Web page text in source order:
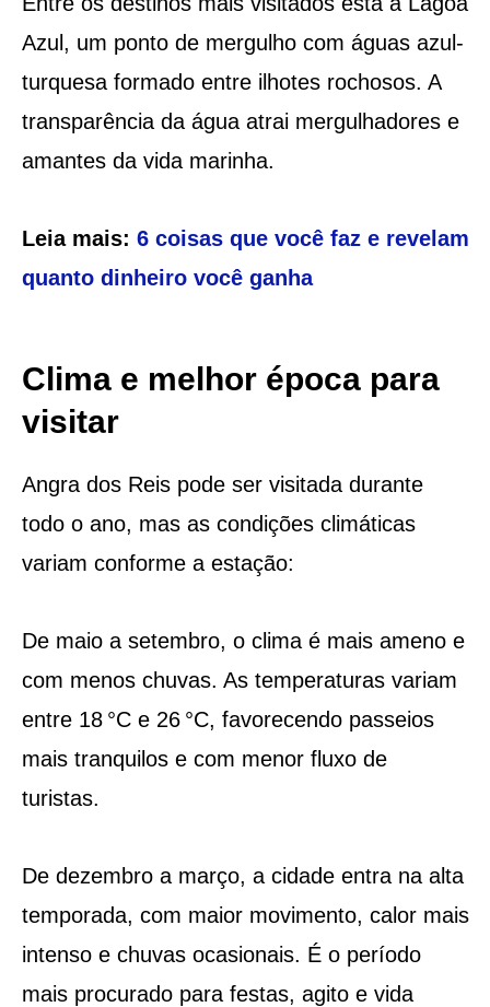
Azul, um ponto de mergulho com águas azul-
turquesa formado entre ilhotes rochosos. A
transparência da água atrai mergulhadores e
amantes da vida marinha.
Leia mais: 6 coisas que você faz e revelam
quanto dinheiro você ganha
Clima e melhor época para
visitar
Angra dos Reis pode ser visitada durante
todo o ano, mas as condições climáticas
variam conforme a estação:
De maio a setembro, o clima é mais ameno e
com menos chuvas. As temperaturas variam
entre 18 °C e 26 °C, favorecendo passeios
mais tranquilos e com menor fluxo de
turistas.
De dezembro a março, a cidade entra na alta
temporada, com maior movimento, calor mais
intenso e chuvas ocasionais. É o período
mais procurado para festas, agito e vida